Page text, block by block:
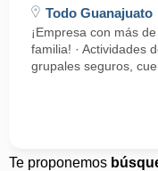
Todo Guanajuato
¡Empresa con más
familia! · Actividades
grupales seguros,
Te proponemos